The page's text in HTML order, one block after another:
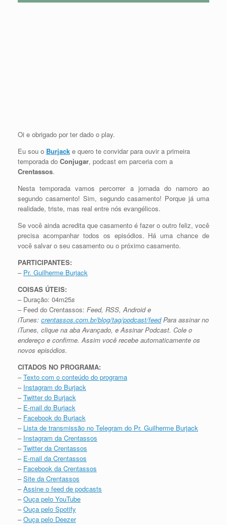
Oi e obrigado por ter dado o play.
Eu sou o Burjack e quero te convidar para ouvir a primeira
temporada do Conjugar, podcast em parceria com a
Crentassos.
Nesta temporada vamos percorrer a jornada do namoro ao
segundo casamento! Sim, segundo casamento! Porque já uma
realidade, triste, mas real entre nós evangélicos.
Se você ainda acredita que casamento é fazer o outro feliz, você
precisa acompanhar todos os episódios. Há uma chance de
você salvar o seu casamento ou o próximo casamento.
PARTICIPANTES:
– Pr. Guilherme Burjack
COISAS ÚTEIS:
– Duração: 04m25s
– Feed do Crentassos: Feed, RSS, Android e
iTunes: crentassos.com.br/blog/tag/podcast/feedPara assinar no
iTunes, clique na aba Avançado, e Assinar Podcast. Cole o
endereço e confirme. Assim você recebe automaticamente os
novos episódios.
CITADOS NO PROGRAMA:
–Texto com o conteúdo do programa
– Instagram do Burjack
–Twitter do Burjack
– E-mail do Burjack
– Facebook do Burjack
– Lista de transmissão no Telegram do Pr. Guilherme Burjack
– Instagram da Crentassos
–Twitter da Crentassos
– E-mail da Crentassos
– Facebook da Crentassos
–Site da Crentassos
–Assine o feed de podcasts
–Ouça pelo YouTube
–Ouça pelo Spotify
–Ouça pelo Deezer